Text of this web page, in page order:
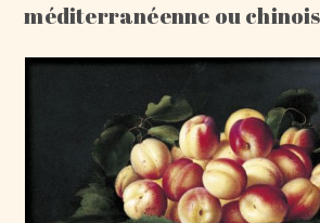
méditerranéenne ou